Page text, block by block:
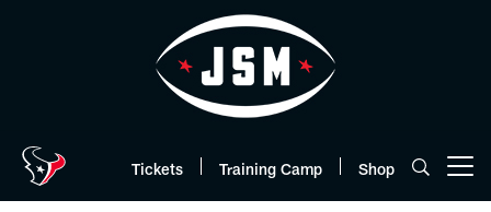
Tickets Training Camp Shop